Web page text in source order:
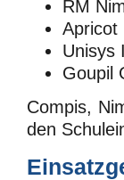
RM
Apricot
Unisys
Goupil
Compis,
den